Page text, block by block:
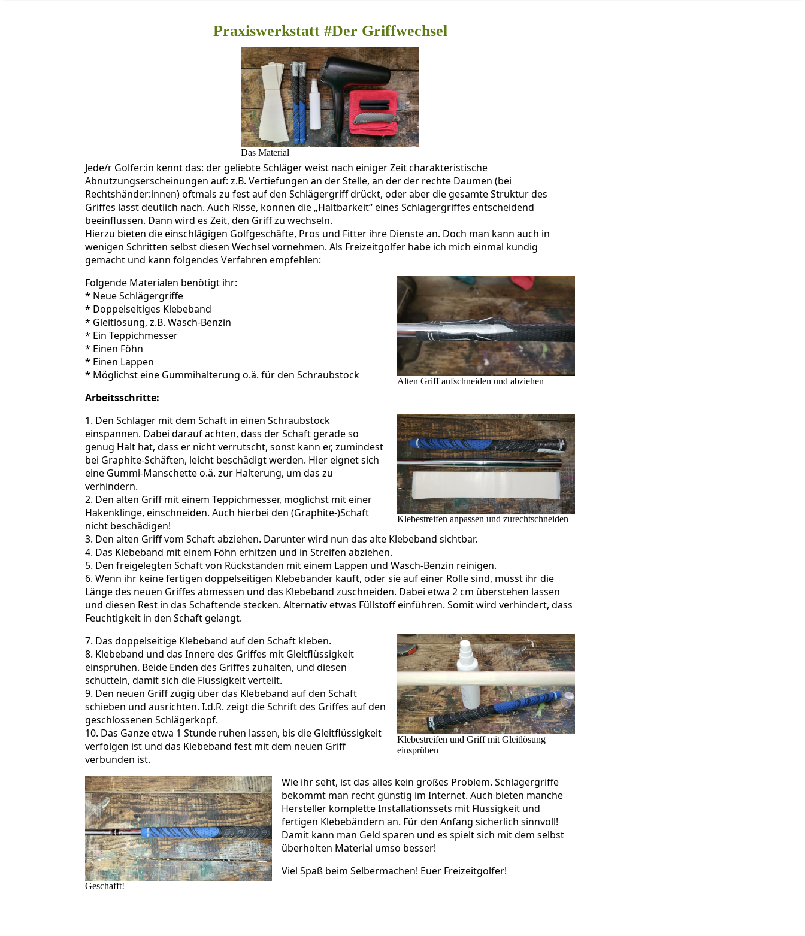
Praxiswerkstatt #Der Griffwechsel
Das Material
Jede/r Golfer:in kennt das: der geliebte Schläger weist nach einiger Zeit charakteristische
Abnutzungserscheinungen auf: z.B. Vertiefungen an der Stelle, an der der rechte Daumen (bei
Rechtshänder:innen) oftmals zu fest auf den Schlägergriff drückt, oder aber die gesamte Struktur des
Griffes lässt deutlich nach. Auch Risse, können die „Haltbarkeit“ eines Schlägergriffes entscheidend
beeinflussen. Dann wird es Zeit, den Griff zu wechseln.
Hierzu bieten die einschlägigen Golfgeschäfte, Pros und Fitter ihre Dienste an. Doch man kann auch in
wenigen Schritten selbst diesen Wechsel vornehmen. Als Freizeitgolfer habe ich mich einmal kundig
gemacht und kann folgendes Verfahren empfehlen:
Alten Griff aufschneiden und abziehen
Folgende Materialen benötigt ihr:
* Neue Schlägergriffe
* Doppelseitiges Klebeband
* Gleitlösung, z.B. Wasch-Benzin
* Ein Teppichmesser
* Einen Föhn
* Einen Lappen
* Möglichst eine Gummihalterung o.ä. für den Schraubstock
Arbeitsschritte:
Klebestreifen anpassen und zurechtschneiden
1. Den Schläger mit dem Schaft in einen Schraubstock
einspannen. Dabei darauf achten, dass der Schaft gerade so
genug Halt hat, dass er nicht verrutscht, sonst kann er, zumindest
bei Graphite-Schäften, leicht beschädigt werden. Hier eignet sich
eine Gummi-Manschette o.ä. zur Halterung, um das zu
verhindern.
2. Den alten Griff mit einem Teppichmesser, möglichst mit einer
Hakenklinge, einschneiden. Auch hierbei den (Graphite-)Schaft
nicht beschädigen!
3. Den alten Griff vom Schaft abziehen. Darunter wird nun das alte Klebeband sichtbar.
4. Das Klebeband mit einem Föhn erhitzen und in Streifen abziehen.
5. Den freigelegten Schaft von Rückständen mit einem Lappen und Wasch-Benzin reinigen.
6. Wenn ihr keine fertigen doppelseitigen Klebebänder kauft, oder sie auf einer Rolle sind, müsst ihr die
Länge des neuen Griffes abmessen und das Klebeband zuschneiden. Dabei etwa 2 cm überstehen lassen
und diesen Rest in das Schaftende stecken. Alternativ etwas Füllstoff einführen. Somit wird verhindert, dass
Feuchtigkeit in den Schaft gelangt.
Klebestreifen und Griff mit Gleitlösung
einsprühen
7. Das doppelseitige Klebeband auf den Schaft kleben.
8. Klebeband und das Innere des Griffes mit Gleitflüssigkeit
einsprühen. Beide Enden des Griffes zuhalten, und diesen
schütteln, damit sich die Flüssigkeit verteilt.
9. Den neuen Griff zügig über das Klebeband auf den Schaft
schieben und ausrichten. I.d.R. zeigt die Schrift des Griffes auf den
geschlossenen Schlägerkopf.
10. Das Ganze etwa 1 Stunde ruhen lassen, bis die Gleitflüssigkeit
verfolgen ist und das Klebeband fest mit dem neuen Griff
verbunden ist.
Geschafft!
Wie ihr seht, ist das alles kein großes Problem. Schlägergriffe
bekommt man recht günstig im Internet. Auch bieten manche
Hersteller komplette Installationssets mit Flüssigkeit und
fertigen Klebebändern an. Für den Anfang sicherlich sinnvoll!
Damit kann man Geld sparen und es spielt sich mit dem selbst
überholten Material umso besser!
Viel Spaß beim Selbermachen! Euer Freizeitgolfer!